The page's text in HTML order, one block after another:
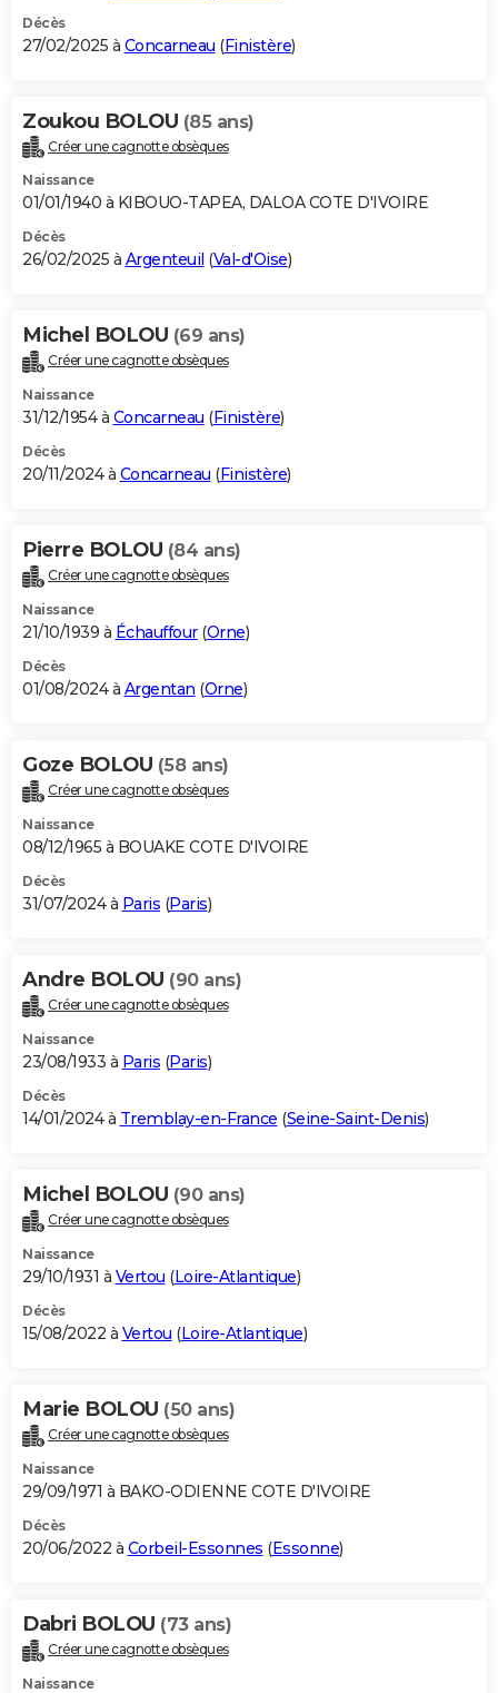
Décès
27/02/2025 à Concarneau (Finistère)
Zoukou BOLOU (85 ans)
Créer une cagnotte obsèques
Naissance
01/01/1940 à KIBOUO-TAPEA, DALOA COTE D'IVOIRE
Décès
26/02/2025 à Argenteuil (Val-d'Oise)
Michel BOLOU (69 ans)
Créer une cagnotte obsèques
Naissance
31/12/1954 à Concarneau (Finistère)
Décès
20/11/2024 à Concarneau (Finistère)
Pierre BOLOU (84 ans)
Créer une cagnotte obsèques
Naissance
21/10/1939 à Échauffour(Orne)
Décès
01/08/2024 à Argentan (Orne)
Goze BOLOU (58 ans)
Créer une cagnotte obsèques
Naissance
08/12/1965 à BOUAKE COTE D'IVOIRE
Décès
31/07/2024 à Paris (Paris)
Andre BOLOU (90 ans)
Créer une cagnotte obsèques
Naissance
23/08/1933 à Paris (Paris)
Décès
14/01/2024 à Tremblay-en-France (Seine-Saint-Denis)
Michel BOLOU (90 ans)
Créer une cagnotte obsèques
Naissance
29/10/1931 à Vertou (Loire-Atlantique)
Décès
15/08/2022 à Vertou (Loire-Atlantique)
Marie BOLOU (50 ans)
Créer une cagnotte obsèques
Naissance
29/09/1971 à BAKO-ODIENNE COTE D'IVOIRE
Décès
20/06/2022 à Corbeil-Essonnes (Essonne)
Dabri BOLOU (73 ans)
Créer une cagnotte obsèques
Naissance